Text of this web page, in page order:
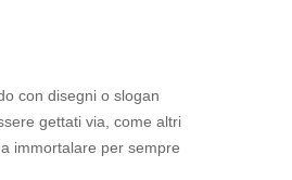
con disegni o slogan
gettati via, come altri
a immortalare per sempre